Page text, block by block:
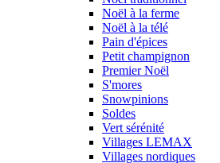
Noël à la ferme
Noël à la télé
Pain d'épices
Petit champignon
Premier Noël
S'mores
Snowpinions
Soldes
Vert sérénité
Villages LEMAX
Villages nordiques